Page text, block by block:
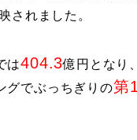
されました。
は404.3億円となり
グでぶっちぎりの第